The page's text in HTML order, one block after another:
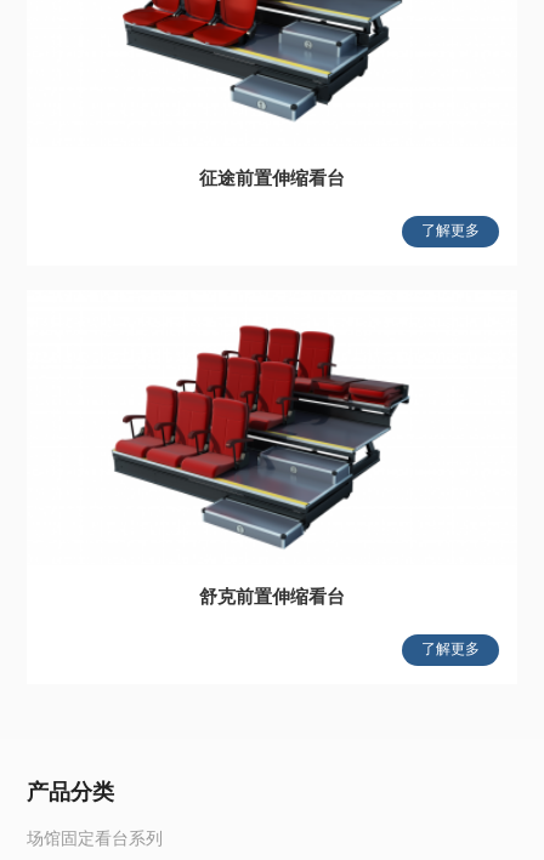
征途前置伸缩看台
了解更多
舒克前置伸缩看台
了解更多
产品分类
场馆固定看台系列